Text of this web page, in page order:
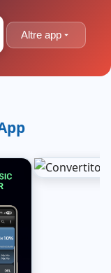
Altre app